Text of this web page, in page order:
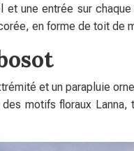
et une entrée sur
en forme de toit de
et un parapluie
motifs floraux Lanna,